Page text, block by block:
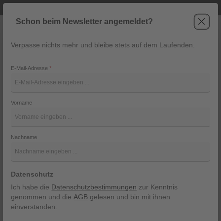
Navigation
Quehenberger Tracht
Quehenberger Tracht
Bildergalerie überspringen
Schon beim Newsletter angemeldet?
Verpasse nichts mehr und bleibe stets auf dem Laufenden.
E-Mail-Adresse*
Vorname
Nachname
Datenschutz
Ich habe die Datenschutzbestimmungen zur Kenntnis
genommen und dieAGB gelesen und bin mit ihnen
einverstanden.